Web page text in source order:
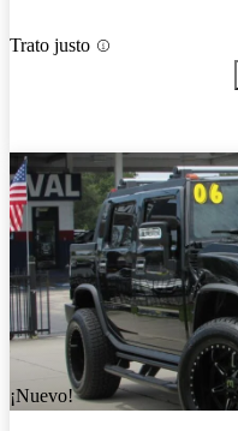
Trato justo
¡Nuevo!